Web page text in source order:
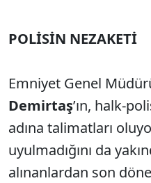
POLİSİN NEZAKETİ
Emniyet Genel
Demirtaş’ın, halk-
adına talimatları
uyulmadığını da
alınanlardan son